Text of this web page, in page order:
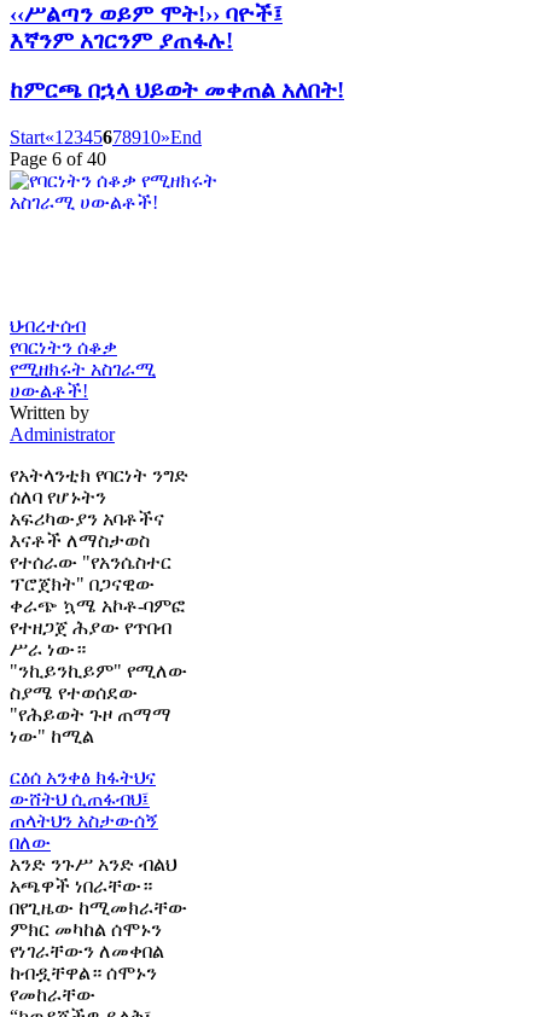
‹‹ሥልጣን ወይም ሞት!›› ባዮች፤
እኛንም አገርንም ያጠፋሉ!
ከምርጫ በኋላ ህይወት መቀጠል አለበት!
Start«1 2345678910»End
Page 6 of 40
ህብረተሰብ
የባርነትን ሰቆቃ
የሚዘክሩት አስገራሚ
ሀውልቶች!
Written by
Administrator
የአትላንቲክ የባርነት ንግድ
ሰለባ የሆኑትን
አፍሪካውያን አባቶችና
እናቶች ለማስታወስ
የተሰራው "የአንሴስተር
ፕሮጀክት" በጋናዊው
ቀራጭ ኳሜ አኮቶ-ባምፎ
የተዘጋጀ ሕያው የጥበብ
ሥራ ነው።
"ንኪይንኪይም" የሚለው
ስያሜ የተወሰደው
"የሕይወት ጉዞ ጠማማ
ነው" ከሚል
ርዕሰ አንቀፅ ክፋትህና
ውሸትህ ሲጠፋብህ፤
ጠላትህን አስታውሰኝ
በለው
አንድ ንጉሥ አንድ ብልህ
አጫዋች ነበራቸው።
በየጊዜው ከሚመክራቸው
ምክር መካከል ሰሞኑን
የነገራቸውን ለመቀበል
ከብዷቸዋል። ሰሞኑን
የመከራቸው